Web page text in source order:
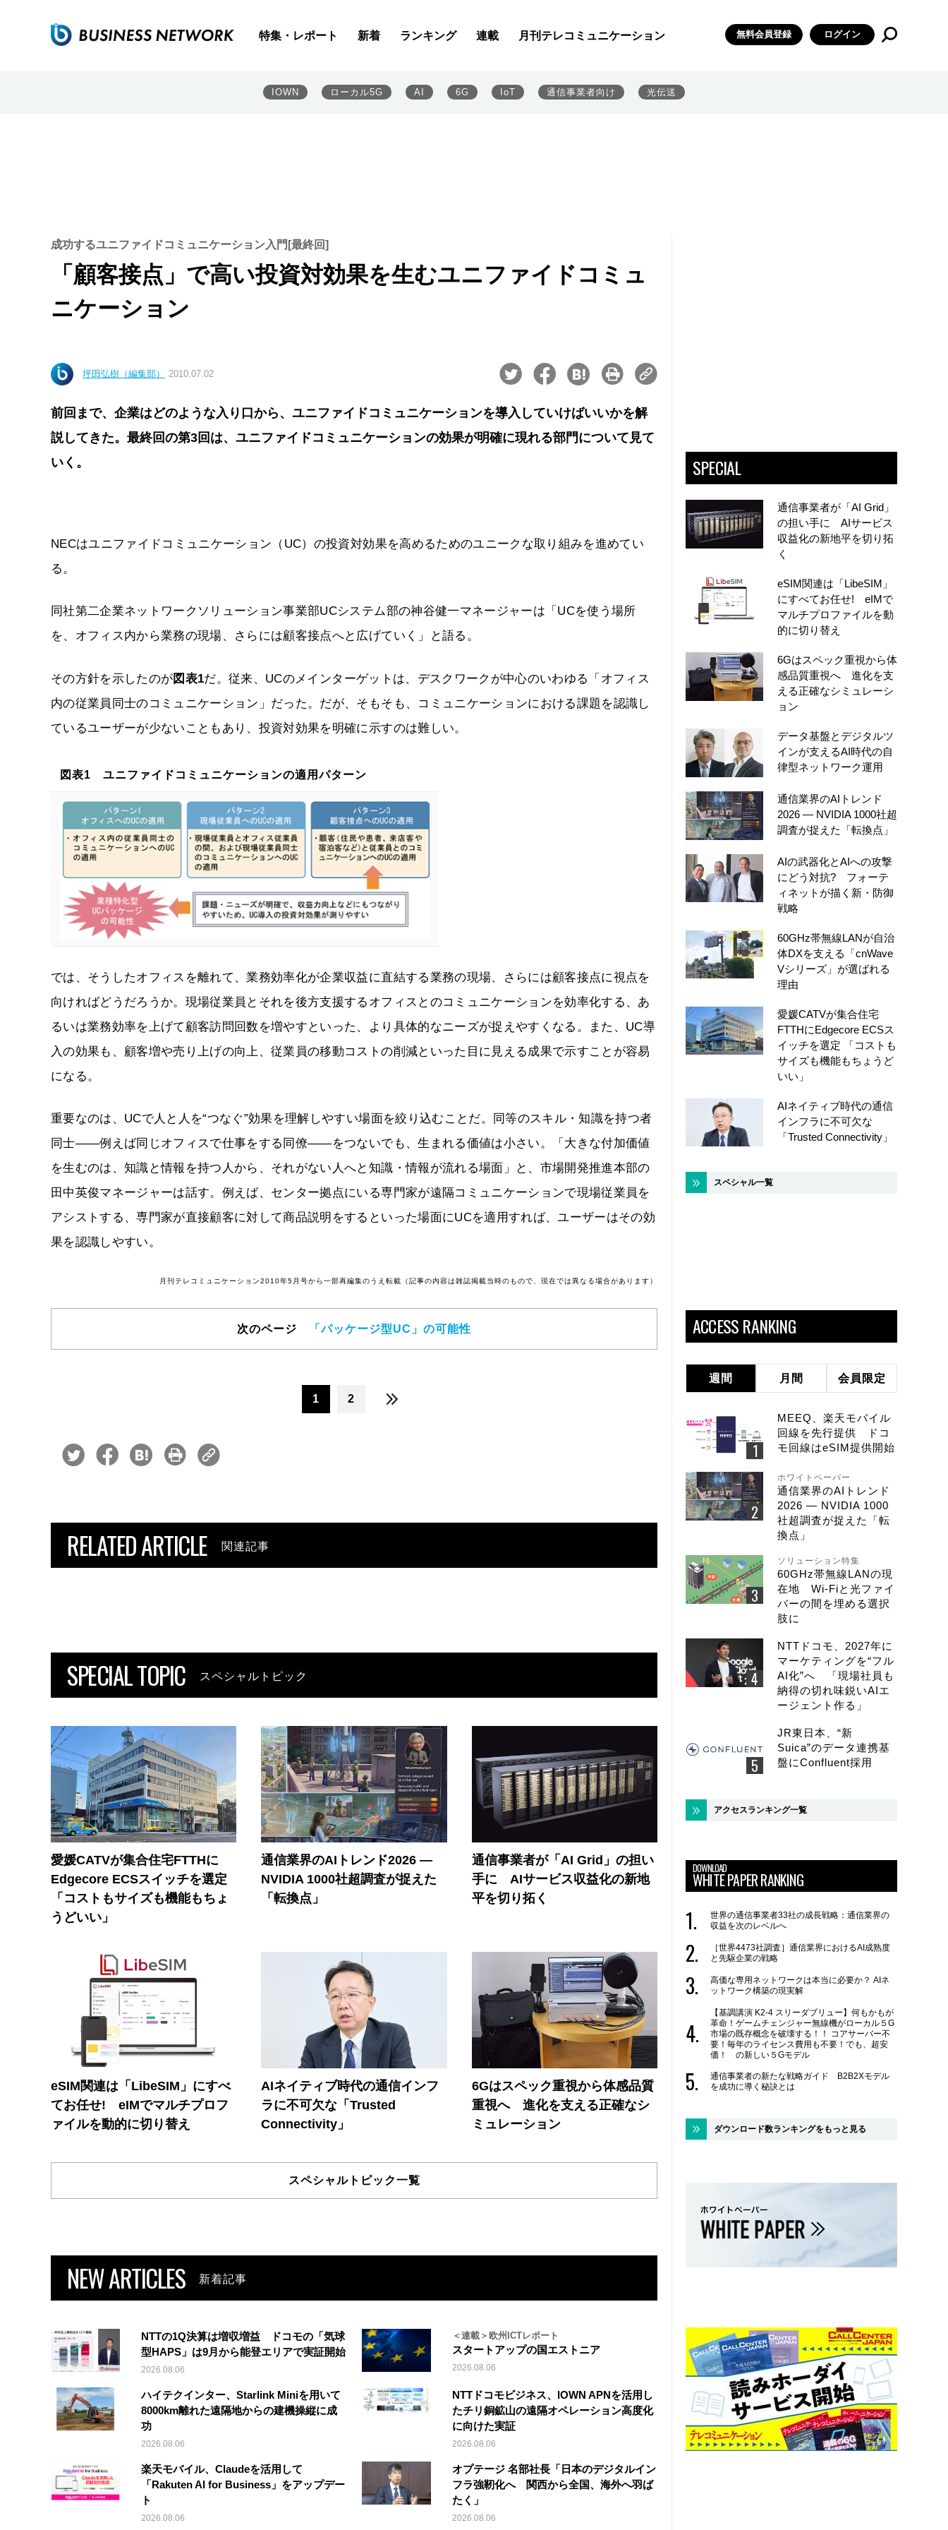
特集・レポート 新着 ランキング 連載 月刊テレコミュニケーション 無料会員登録 ログイン
IOWN ローカル5G AI 6G IoT 通信事業者向け 光伝送
成功するユニファイドコミュニケーション入門[最終回]
「顧客接点」で高い投資対効果を生むユニファイドコミュ
ニケーション
坪田弘樹（編集部） 2010.07.02
前回まで、企業はどのような入り口から、ユニファイドコミュニケーションを導入していけばいいかを解
説してきた。最終回の第3回は、ユニファイドコミュニケーションの効果が明確に現れる部門について見て
いく。
NECはユニファイドコミュニケーション（UC）の投資対効果を高めるためのユニークな取り組みを進めてい
る。
同社第二企業ネットワークソリューション事業部UCシステム部の神谷健一マネージャーは「UCを使う場所
を、オフィス内から業務の現場、さらには顧客接点へと広げていく」と語る。
その方針を示したのが図表1だ。従来、UCのメインターゲットは、デスクワークが中心のいわゆる「オフィス
内の従業員同士のコミュニケーション」だった。だが、そもそも、コミュニケーションにおける課題を認識し
ているユーザーが少ないこともあり、投資対効果を明確に示すのは難しい。
図表1 ユニファイドコミュニケーションの適用パターン
では、そうしたオフィスを離れて、業務効率化が企業収益に直結する業務の現場、さらには顧客接点に視点を
向ければどうだろうか。現場従業員とそれを後方支援するオフィスとのコミュニケーションを効率化する、あ
るいは業務効率を上げて顧客訪問回数を増やすといった、より具体的なニーズが捉えやすくなる。また、UC導
入の効果も、顧客増や売り上げの向上、従業員の移動コストの削減といった目に見える成果で示すことが容易
になる。
重要なのは、UCで人と人を“つなぐ”効果を理解しやすい場面を絞り込むことだ。同等のスキル・知識を持つ者
同士――例えば同じオフィスで仕事をする同僚――をつないでも、生まれる価値は小さい。「大きな付加価値
を生むのは、知識と情報を持つ人から、それがない人へと知識・情報が流れる場面」と、市場開発推進本部の
田中英俊マネージャーは話す。例えば、センター拠点にいる専門家が遠隔コミュニケーションで現場従業員を
アシストする、専門家が直接顧客に対して商品説明をするといった場面にUCを適用すれば、ユーザーはその効
果を認識しやすい。
月刊テレコミュニケーション2010年5月号から一部再編集のうえ転載（記事の内容は雑誌掲載当時のもので、現在では異なる場合があります）
次のページ 「パッケージ型UC」の可能性
1 2
RELATED ARTICLE 関連記事
SPECIAL TOPIC スペシャルトピック
愛媛CATVが集合住宅FTTHに
Edgecore ECSスイッチを選定
「コストもサイズも機能もちょ
うどいい」
通信業界のAIトレンド2026 ―
NVIDIA 1000社超調査が捉えた
「転換点」
通信事業者が「AI Grid」の担い
手に AIサービス収益化の新地
平を切り拓く
eSIM関連は「LibeSIM」にすべ
てお任せ! eIMでマルチプロフ
ァイルを動的に切り替え
AIネイティブ時代の通信インフ
ラに不可欠な「Trusted
Connectivity」
6Gはスペック重視から体感品質
重視へ 進化を支える正確なシ
ミュレーション
スペシャルトピック一覧
NEW ARTICLES 新着記事
NTTの1Q決算は増収増益 ドコモの「気球
型HAPS」は9月から能登エリアで実証開始
2026.08.06
＜連載＞欧州ICTレポート
スタートアップの国エストニア
2026.08.06
ハイテクインター、Starlink Miniを用いて
8000km離れた遠隔地からの建機操縦に成
功
2026.08.06
NTTドコモビジネス、IOWN APNを活用し
たチリ銅鉱山の遠隔オペレーション高度化
に向けた実証
2026.08.06
楽天モバイル、Claudeを活用して
「Rakuten AI for Business」をアップデー
ト
2026.08.06
オプテージ 名部社長「日本のデジタルイン
フラ強靭化へ 関西から全国、海外へ羽ば
たく」
2026.08.06
SPECIAL
通信事業者が「AI Grid」
の担い手に AIサービス
収益化の新地平を切り拓
く
eSIM関連は「LibeSIM」
にすべてお任せ! eIMで
マルチプロファイルを動
的に切り替え
6Gはスペック重視から体
感品質重視へ 進化を支
える正確なシミュレーシ
ョン
データ基盤とデジタルツ
インが支えるAI時代の自
律型ネットワーク運用
通信業界のAIトレンド
2026 ― NVIDIA 1000社超
調査が捉えた「転換点」
AIの武器化とAIへの攻撃
にどう対抗? フォーテ
ィネットが描く新・防御
戦略
60GHz帯無線LANが自治
体DXを支える「cnWave
Vシリーズ」が選ばれる
理由
愛媛CATVが集合住宅
FTTHにEdgecore ECSス
イッチを選定 「コストも
サイズも機能もちょうど
いい」
AIネイティブ時代の通信
インフラに不可欠な
「Trusted Connectivity」
スペシャル一覧
ACCESS RANKING
週間 月間 会員限定
MEEQ、楽天モバイル
回線を先行提供 ドコ
モ回線はeSIM提供開始
ホワイトペーパー
通信業界のAIトレンド
2026 ― NVIDIA 1000
社超調査が捉えた「転
換点」
ソリューション特集
60GHz帯無線LANの現
在地 Wi-Fiと光ファイ
バーの間を埋める選択
肢に
NTTドコモ、2027年に
マーケティングを“フル
AI化”へ 「現場社員も
納得の切れ味鋭いAIエ
ージェント作る」
JR東日本、“新
Suica”のデータ連携基
盤にConfluent採用
アクセスランキング一覧
DOWNLOAD
WHITE PAPER RANKING
世界の通信事業者33社の成長戦略：通信業界の
収益を次のレベルへ
［世界4473社調査］通信業界におけるAI成熟度
と先駆企業の戦略
高価な専用ネットワークは本当に必要か？ AIネ
ットワーク構築の現実解
【基調講演 K2-4 スリーダブリュー】何もかもが
革命！ゲームチェンジャー無線機がローカル５G
市場の既存概念を破壊する！！ コアサーバー不
要！毎年のライセンス費用も不要！でも、超安
価！ の新しい５Gモデル
通信事業者の新たな戦略ガイド B2B2Xモデル
を成功に導く秘訣とは
ダウンロード数ランキングをもっと見る